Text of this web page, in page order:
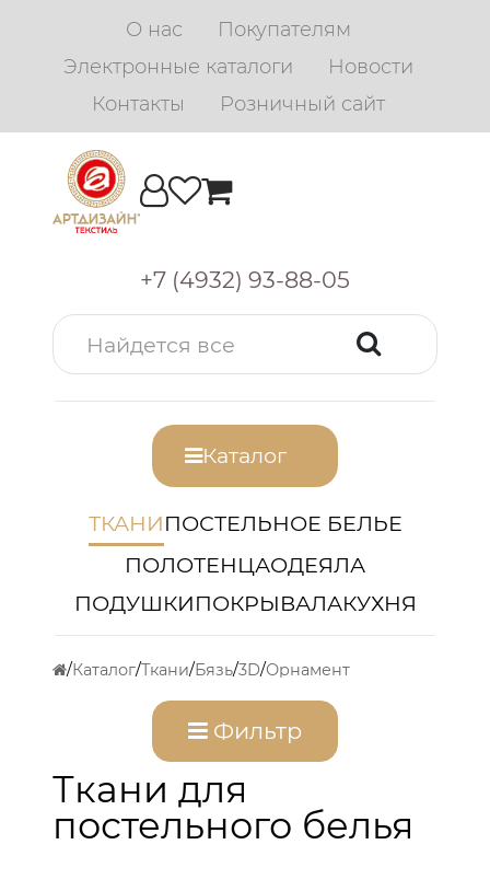
О нас
Покупателям
Электронные каталоги
Новости
Контакты
Розничный сайт
+7 (4932) 93-88-05
Каталог
ТКАНИПОСТЕЛЬНОЕ БЕЛЬЕ
ПОЛОТЕНЦАОДЕЯЛА
ПОДУШКИПОКРЫВАЛАКУХНЯ
Каталог Ткани Бязь 3D Орнамент
Фильтр
Ткани для
постельного белья